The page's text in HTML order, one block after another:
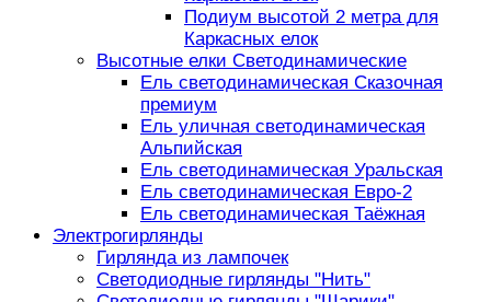
Подиум высотой 2 метра для
Каркасных елок
Высотные елки Светодинамические
Ель светодинамическая Сказочная
премиум
Ель уличная светодинамическая
Альпийская
Ель светодинамическая Уральская
Ель светодинамическая Евро-2
Ель светодинамическая Таёжная
Электрогирлянды
Гирлянда из лампочек
Светодиодные гирлянды "Нить"